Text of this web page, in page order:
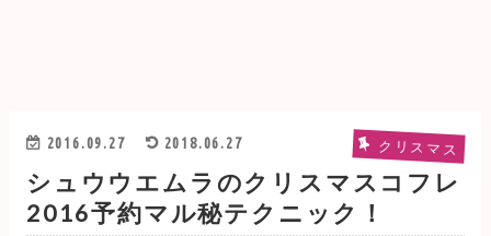
2016.09.27 2018.06.27 クリスマス
シュウウエムラのクリスマスコフレ
2016予約マル秘テクニック！